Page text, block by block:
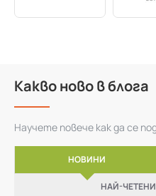
Какво ново в блога
Научете повече как да се
НОВИНИ
НАЙ-